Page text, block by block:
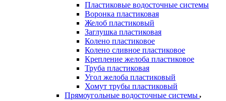
Пластиковые водосточные системы
Воронка пластиковая
Желоб пластиковый
Заглушка пластиковая
Колено пластиковое
Колено сливное пластиковое
Крепление желоба пластиковое
Труба пластиковая
Угол желоба пластиковый
Хомут трубы пластиковый
Прямоугольные водосточные системы